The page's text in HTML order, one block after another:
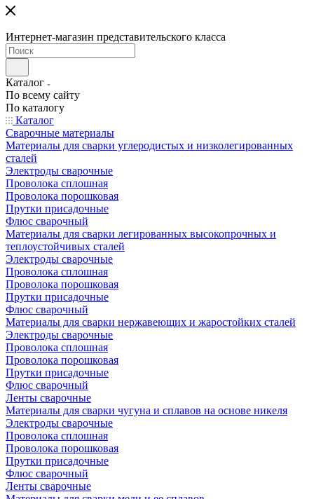
Интернет-магазин представительского класса
Каталог
По всему сайту
По каталогу
Каталог
Сварочные материалы
Материалы для сварки углеродистых и низколегированных
сталей
Электроды сварочные
Проволока сплошная
Проволока порошковая
Прутки присадочные
Флюс сварочный
Материалы для сварки легированных высокопрочных и
теплоустойчивых сталей
Электроды сварочные
Проволока сплошная
Проволока порошковая
Прутки присадочные
Флюс сварочный
Материалы для сварки нержавеющих и жаростойких сталей
Электроды сварочные
Проволока сплошная
Проволока порошковая
Прутки присадочные
Флюс сварочный
Ленты сварочные
Материалы для сварки чугуна и сплавов на основе никеля
Электроды сварочные
Проволока сплошная
Проволока порошковая
Прутки присадочные
Флюс сварочный
Ленты сварочные